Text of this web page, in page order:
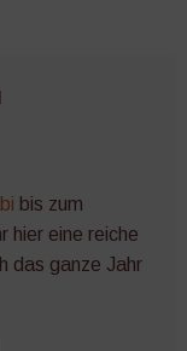
bis zum
hier eine reiche
das ganze Jahr